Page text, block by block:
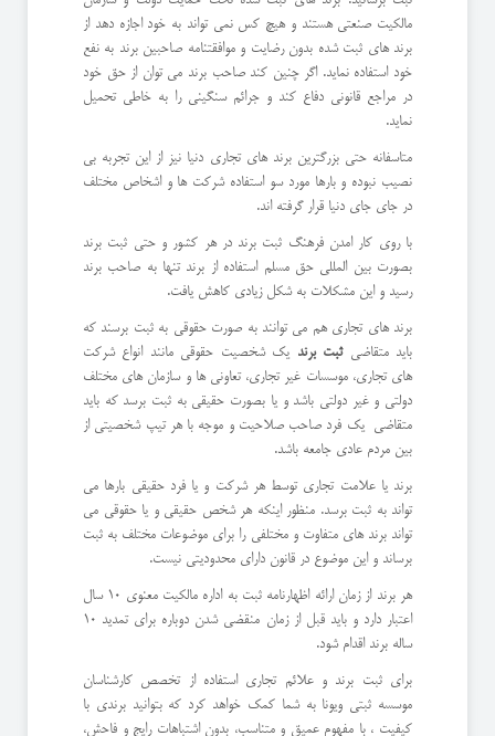
مالکیت صنعتی هستند و هیچ کس نمی تواند به خود اجازه دهد از
برند های ثبت شده بدون رضایت و موافقتنامه صاحبین برند به نفع
خود استفاده نماید. اگر چنین کند صاحب برند می توان از حق خود
در مراجع قانونی دفاع کند و جرائم سنگینی را به خاطی تحمیل
نماید.
متاسفانه حتی بزرگترین برند های تجاری دنیا نیز از این تجربه بی
نصیب نبوده و بارها مورد سو استفاده شرکت ها و اشخاص مختلف
در جای جای دنیا قرار گرفته اند.
با روی کار امدن فرهنگ ثبت برند در هر کشور و حتی ثبت برند
بصورت بین المللی حق مسلم استفاده از برند تنها به صاحب برند
رسید و این مشکلات به شکل زیادی کاهش یافت.
برند های تجاری هم می توانند به صورت حقوقی به ثبت برسند که
باید متقاضیثبت برند یک شخصیت حقوقی مانند انواع شرکت
های تجاری، موسسات غیر تجاری، تعاونی ها و سازمان های مختلف
دولتی و غیر دولتی باشد و یا بصورت حقیقی به ثبت برسد که باید
متقاضی یک فرد صاحب صلاحیت و موجه با هر تیپ شخصیتی از
بین مردم عادی جامعه باشد.
برند یا علامت تجاری توسط هر شرکت و یا فرد حقیقی بارها می
تواند به ثبت برسد. منظور اینکه هر شخص حقیقی و یا حقوقی می
تواند برند های متفاوت و مختلفی را برای موضوعات مختلف به ثبت
برساند و این موضوع در قانون دارای محدودیتی نیست.
هر برند از زمان ارائه اظهارنامه ثبت به اداره مالکیت معنوی 10 سال
اعتبار دارد و باید قبل از زمان منقضی شدن دوباره برای تمدید 10
ساله برند اقدام شود.
برای ثبت برند و علائم تجاری استفاده از تخصص کارشناسان
موسسه ثبتی ویونا به شما کمک خواهد کرد که بتوانید برندی با
کیفیت ، با مفهوم عمیق و متناسب، بدون اشتباهات رایج و فاحش،